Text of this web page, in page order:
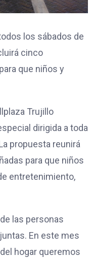
los sábados de
cinco
que niños y
Trujillo
dirigida a toda
propuesta reunirá
para que niños
entretenimiento,
las personas
En este mes
hogar queremos